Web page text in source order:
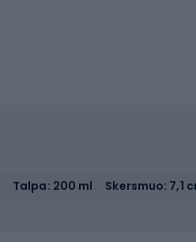
Talpa: 200 ml Skersmuo: 7,1